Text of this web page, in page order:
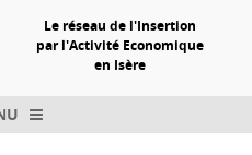
Le réseau de l'Insertion
par l'Activité Economique
en Isère